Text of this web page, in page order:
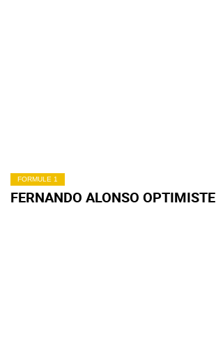
FORMULE 1
FERNANDO ALONSO OPTIMISTE